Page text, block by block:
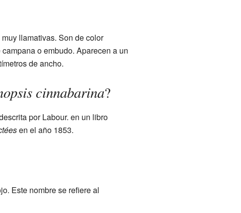
llamativas. Son de color
o embudo. Aparecen a un
de ancho.
cinnabarina?
por Labour. en un libro
en el año 1853.
Este nombre se refiere al